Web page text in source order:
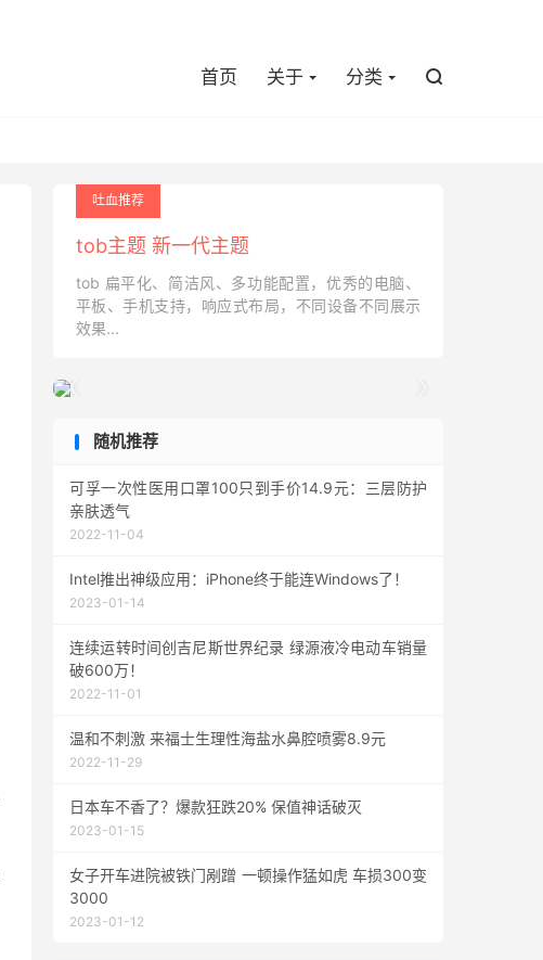
首页 关于 分类 
吐血推荐
tob主题 新一代主题
tob 扁平化、简洁风、多功能配置，优秀的电脑、
平板、手机支持，响应式布局，不同设备不同展示
效果...

随机推荐
可孚一次性医用口罩100只到手价14.9元：三层防护
亲肤透气
2022-11-04
Intel推出神级应用：iPhone终于能连Windows了！
2023-01-14
连续运转时间创吉尼斯世界纪录 绿源液冷电动车销量
破600万！
2022-11-01
温和不刺激 来福士生理性海盐水鼻腔喷雾8.9元
2022-11-29
日本车不香了？爆款狂跌20% 保值神话破灭
2023-01-15
女子开车进院被铁门剐蹭 一顿操作猛如虎 车损300变
3000
2023-01-12